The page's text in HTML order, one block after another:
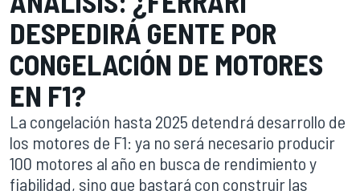
DESPEDIRÁ GENTE POR
CONGELACIÓN DE MOTORES
EN F1?
La congelación hasta 2025 detendrá desarrollo de
los motores de F1: ya no será necesario producir
100 motores al año en busca de rendimiento y
fiabilidad, sino que bastará con construir las